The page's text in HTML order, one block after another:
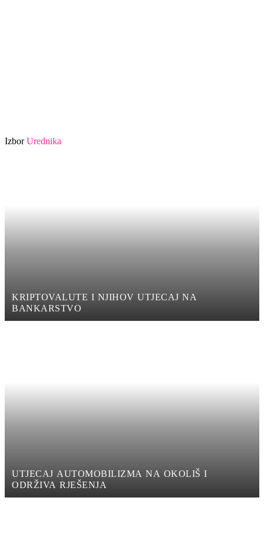
IzborUrednika
KRIPTOVALUTE I NJIHOV UTJECAJ NA
BANKARSTVO
UTJECAJ AUTOMOBILIZMA NA OKOLIŠ I
ODRŽIVA RJEŠENJA